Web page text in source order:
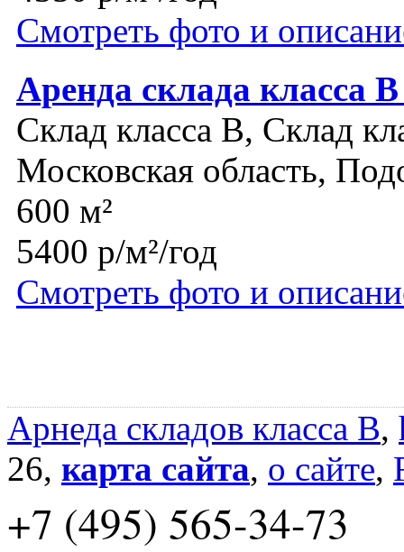
Смотреть фото и
Аренда склада класса
Склад класса B, Склад
Московская область,
600 м²
5400 р/м²/год
Смотреть фото и
Арнеда складов класса B,
26, карта сайта, о сайте,
+7 (495) 565-34-73